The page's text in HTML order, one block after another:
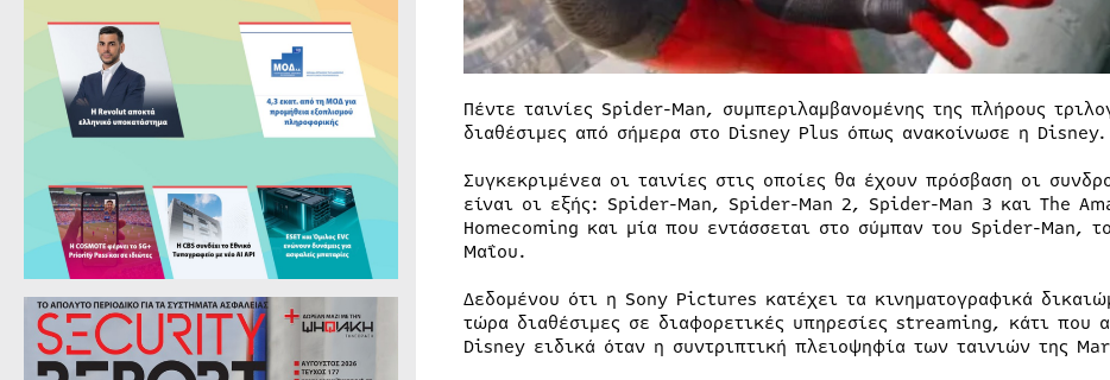
Πέντε ταινίες Spider-Man, συμπεριλαμβανομένης της πλήρους
διαθέσιμες από σήμερα στο Disney Plus όπως ανακοίνωσε η Disney.
Συγκεκριμένεα οι ταινίες στις οποίες θα έχουν πρόσβαση οι
είναι οι εξής: Spider-Man, Spider-Man 2, Spider-Man 3 και The
Homecoming και μία που εντάσσεται στο σύμπαν του Spider-Man,
Μαΐου.
Δεδομένου ότι η Sony Pictures κατέχει τα κινηματογραφικά
τώρα διαθέσιμες σε διαφορετικές υπηρεσίες streaming, κάτι που
Disney ειδικά όταν η συντριπτική πλειοψηφία των ταινιών της